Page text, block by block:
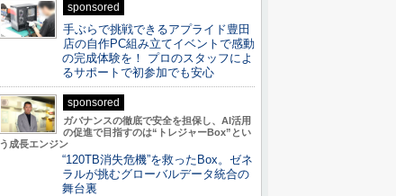
sponsored
手ぶらで挑戦できるアプライド豊田
店の自作PC組み立てイベントで感動
の完成体験を！ プロのスタッフによ
るサポートで初参加でも安心
sponsored
ガバナンスの徹底で安全を担保し、AI活用
の促進で目指すのは“トレジャーBox”とい
う成長エンジン
“120TB消失危機”を救ったBox。ゼネ
ラルが挑むグローバルデータ統合の
舞台裏